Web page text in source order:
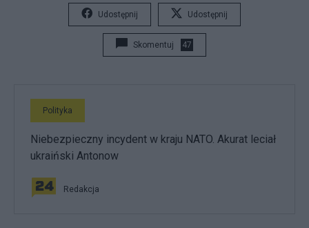
Udostępnij Udostępnij
Skomentuj 47
Polityka
Niebezpieczny incydent w kraju NATO. Akurat leciał
ukraiński Antonow
Redakcja